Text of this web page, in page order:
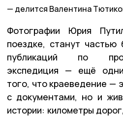
делится Валентина
Фотографии Юрия
поездке, станут частью
публикаций по
экспедиция — ещё
того, что краеведение —
с документами, но и
истории: километры